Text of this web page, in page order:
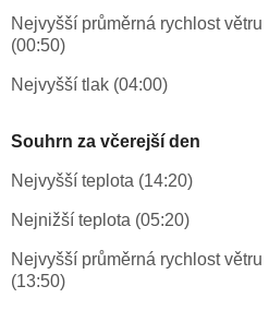
Nejvyšší průměrná rychlost větru
(00:50)
Nejvyšší tlak (04:00)
Souhrn za včerejší den
Nejvyšší teplota (14:20)
Nejnižší teplota (05:20)
Nejvyšší průměrná rychlost větru
(13:50)